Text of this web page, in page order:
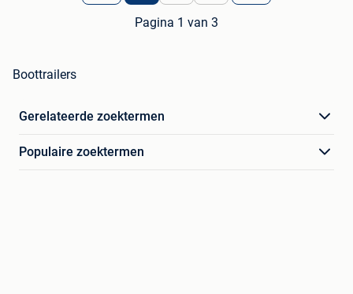
Pagina 1 van 3
Boottrailers
Gerelateerde zoektermen
Populaire zoektermen